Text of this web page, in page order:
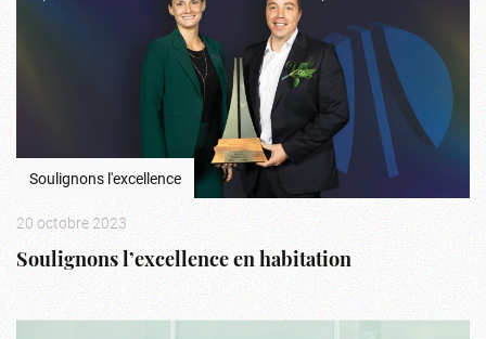
Soulignons l'excellence
20 octobre 2023
Soulignons l’excellence en habitation